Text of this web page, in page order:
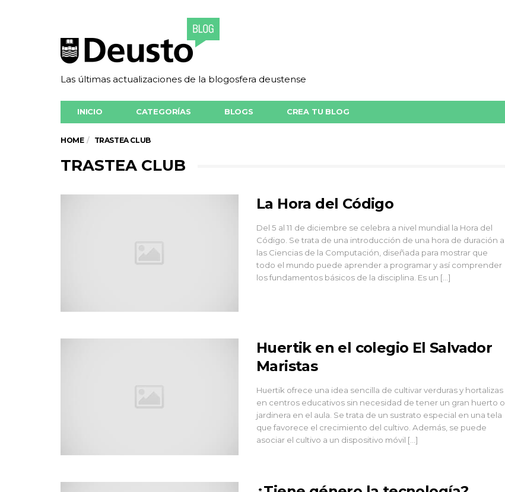
Las últimas actualizaciones de la blogosfera deustense
INICIO CATEGORÍAS BLOGS CREA TU BLOG
HOME TRASTEA CLUB
TRASTEA CLUB
La Hora del Código
Del 5 al 11 de diciembre se celebra a nivel mundial la Hora del
Código. Se trata de una introducción de una hora de duración a
las Ciencias de la Computación, diseñada para mostrar que
todo el mundo puede aprender a programar y así comprender
los fundamentos básicos de la disciplina. Es un […]
Huertik en el colegio El Salvador
Maristas
Huertik ofrece una idea sencilla de cultivar verduras y hortalizas
en centros educativos sin necesidad de tener un gran huerto o
jardinera en el aula. Se trata de un sustrato especial en una tela
que favorece el crecimiento del cultivo. Además, se puede
asociar el cultivo a un dispositivo móvil […]